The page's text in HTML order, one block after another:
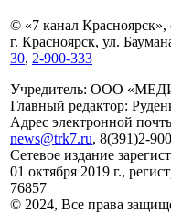
© «7 канал Красноярск»,
г. Красноярск, ул.
30, 2-900-333
Учредитель: ООО
Главный редактор:
Адрес электронной
news@trk7.ru, 8(391)2-
Сетевое издание
01 октября 2019 г.,
76857
© 2024, Все права